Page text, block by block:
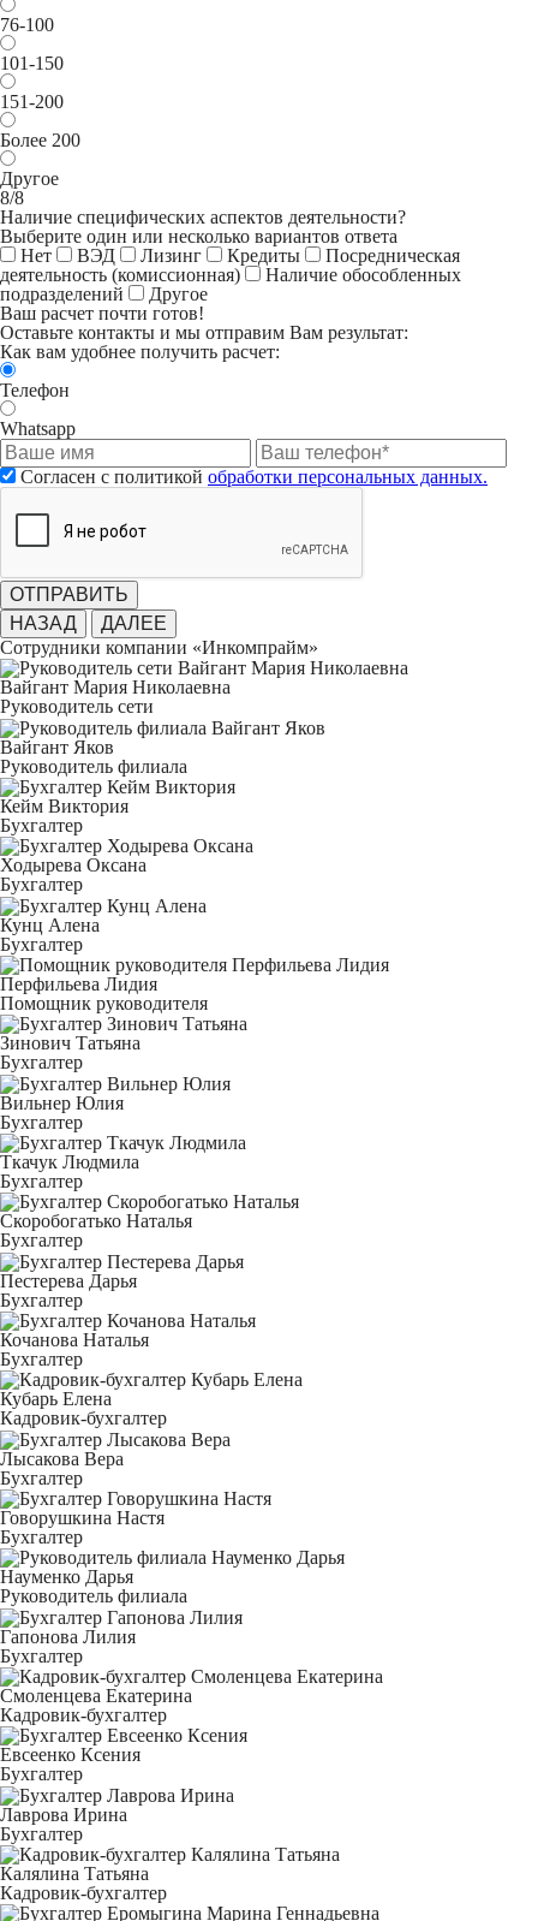
76-100
101-150
151-200
Более 200
Другое
8/8
Наличие специфических аспектов деятельности?
Выберите один или несколько вариантов ответа
Нет
ВЭД Лизинг Кредиты
Посредническая
деятельность (комиссионная)
Наличие обособленных
подразделений
Другое
Ваш расчет почти готов!
Оставьте контакты и мы отправим Вам результат:
Как вам удобнее получить расчет:
Телефон
Whatsapp
Согласен с политикой обработки персональных данных.
ОТПРАВИТЬ
НАЗАД
ДАЛЕЕ
Сотрудники компании «Инкомпрайм»
Вайгант Мария Николаевна
Руководитель сети
Вайгант Яков
Руководитель филиала
Кейм Виктория
Бухгалтер
Ходырева Оксана
Бухгалтер
Кунц Алена
Бухгалтер
Перфильева Лидия
Помощник руководителя
Зинович Татьяна
Бухгалтер
Вильнер Юлия
Бухгалтер
Ткачук Людмила
Бухгалтер
Скоробогатько Наталья
Бухгалтер
Пестерева Дарья
Бухгалтер
Кочанова Наталья
Бухгалтер
Кубарь Елена
Кадровик-бухгалтер
Лысакова Вера
Бухгалтер
Говорушкина Настя
Бухгалтер
Науменко Дарья
Руководитель филиала
Гапонова Лилия
Бухгалтер
Смоленцева Екатерина
Кадровик-бухгалтер
Евсеенко Ксения
Бухгалтер
Лаврова Ирина
Бухгалтер
Калялина Татьяна
Кадровик-бухгалтер